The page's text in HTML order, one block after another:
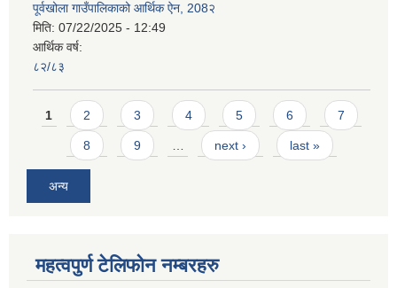
पूर्वखोला गाउँपालिकाको आर्थिक ऐन, 208२
मिति: 07/22/2025 - 12:49
आर्थिक वर्ष:
८२/८३
Pages
1 2 3 4 5 6 7
8 9 next › last »
अन्य
महत्वपुर्ण टेलिफोन नम्बरहरु